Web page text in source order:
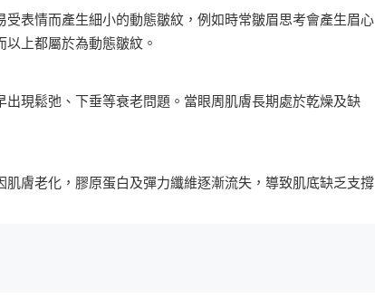
表情而產生細小的動態皺紋，例如時常皺眉思考會產生眉心
上都屬於為動態皺紋。
現鬆弛、下垂等衰老問題。當眼周肌膚長期處於乾燥及缺
膚老化，膠原蛋白及彈力纖維逐漸流失，導致肌底缺乏支撐